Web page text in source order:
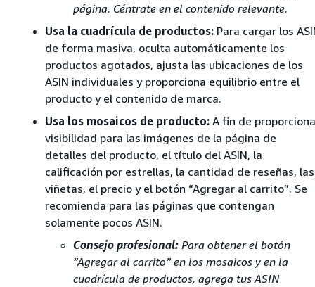
página. Céntrate en el contenido relevante.
Usa la cuadrícula de productos: Para cargar los
de forma masiva, oculta automáticamente los
productos agotados, ajusta las ubicaciones de los
ASIN individuales y proporciona equilibrio entre el
producto y el contenido de marca.
Usa los mosaicos de producto: A fin de
visibilidad para las imágenes de la página de
detalles del producto, el título del ASIN, la
calificación por estrellas, la cantidad de reseñas, las
viñetas, el precio y el botón “Agregar al carrito”. Se
recomienda para las páginas que contengan
solamente pocos ASIN.
Consejo profesional: Para obtener el botón
“Agregar al carrito” en los mosaicos y en la
cuadrícula de productos, agrega tus ASIN